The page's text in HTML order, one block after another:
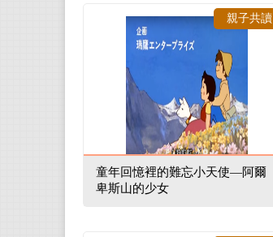
童年回憶裡的難忘小天使—阿爾
卑斯山的少女
親子共讀